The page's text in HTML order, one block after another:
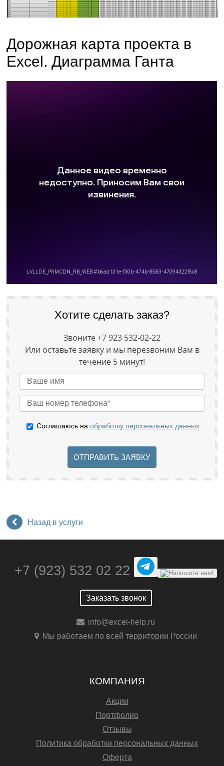
Дорожная карта проекта в
Excel. Диаграмма Ганта
Хотите сделать заказ?
Звоните +7 923 532-02-22
Или оставьте заявку и мы перезвоним Вам в
течение 5 минут!
Соглашаюсь на обработку персональных данных
ОТПРАВИТЬ ЗАЯВКУ
Назад в услуги
+7 (923) 532 02 22
Заказать звонок
info@excel-help.ru
Мы работаем по всей территории России
КОМПАНИЯ
Акции
Портфолио
Отзывы
Политика обработки персональных данных
Оферта